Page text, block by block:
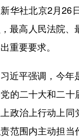
社北京2月26日
最高人民法院、
重要要求。
平强调，今年是
的二十大和二十
政治上行动上同
范围内主动担